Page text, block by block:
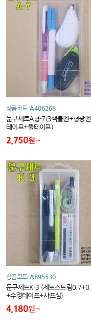
상품코드 A406268
문구세트A형-7(3색볼펜+형광
테이프+풀테이프)
2,750원
상품코드 A895530
문구세트K-3 (제트스트림
+수정테이프+샤프심)
4,180원